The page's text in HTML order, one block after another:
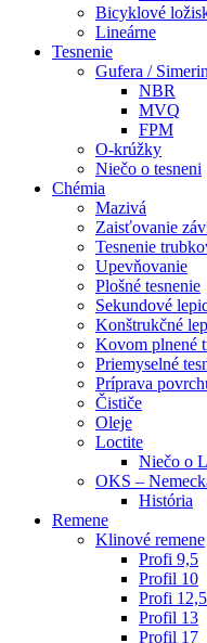
Bicyklové
Lineárne
Tesnenie
Gufera /
NBR
MVQ
FPM
O-krúžky
Niečo o tesneni
Chémia
Mazivá
Zaisťovanie
Tesnenie
Upevňovanie
Plošné tesnenie
Sekundové
Konštrukčné
Kovom plnené
Priemyselné
Príprava
Čističe
Oleje
Loctite
Niečo o
OKS –
História
Remene
Klinové remene
Profi 9,5
Profil 10
Profi 12,5
Profil 13
Profil 17